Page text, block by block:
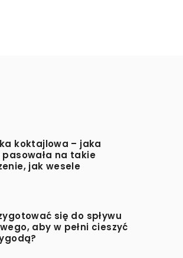
koktajlowa – jaka
pasowała na takie
jak wesele
się do spływu
aby w pełni cieszyć